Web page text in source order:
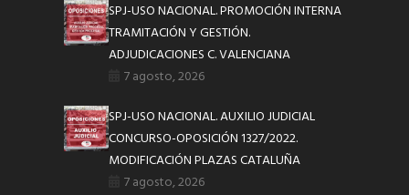
SPJ-USO NACIONAL. PROMOCIÓN INTERNA
TRAMITACIÓN Y GESTIÓN.
ADJUDICACIONES C. VALENCIANA
7 agosto, 2026
SPJ-USO NACIONAL. AUXILIO JUDICIAL
CONCURSO-OPOSICIÓN 1327/2022.
MODIFICACIÓN PLAZAS CATALUÑA
7 agosto, 2026